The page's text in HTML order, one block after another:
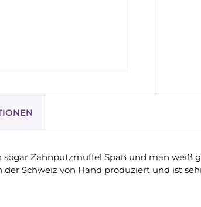
Zahnputzmuffel Spaß und man weiß
Schweiz von Hand produziert und ist